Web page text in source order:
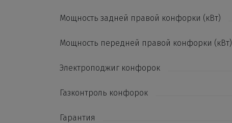
Мощность задней правой конфорки (кВт)
Мощность передней правой конфорки (кВт)
Электроподжиг конфорок
Газконтроль конфорок
Гарантия